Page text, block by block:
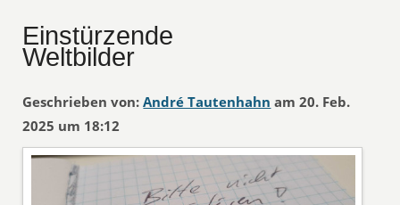
Einstürzende
Weltbilder
Geschrieben von: André Tautenhahn am 20. Feb.
2025 um 18:12